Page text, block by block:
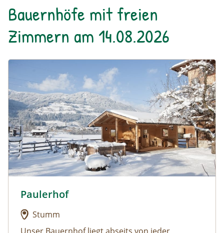
Bauernhöfe mit freien
Zimmern am 14.08.2026
Urlaub am Bauernhof: Paulerhof
Urlaub am Bauernhof: Paulerhof
Paulerhof
Stumm